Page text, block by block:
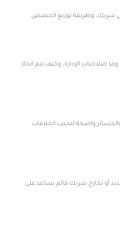
وطريقة توزيع الحصص.
الإدارة، وكيف يتم اتخاذ
واضحة لتجنب الخلافات
تخارج شريك قائم يساعد على